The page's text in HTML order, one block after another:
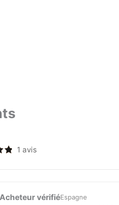
1 avis
Acheteur vérifiéEspagne